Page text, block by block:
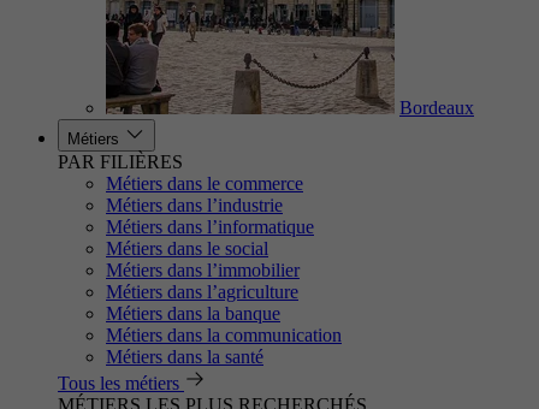
Bordeaux
Métiers
PAR FILIÈRES
Métiers dans le commerce
Métiers dans l’industrie
Métiers dans l’informatique
Métiers dans le social
Métiers dans l’immobilier
Métiers dans l’agriculture
Métiers dans la banque
Métiers dans la communication
Métiers dans la santé
Tous les métiers
MÉTIERS LES PLUS RECHERCHÉS